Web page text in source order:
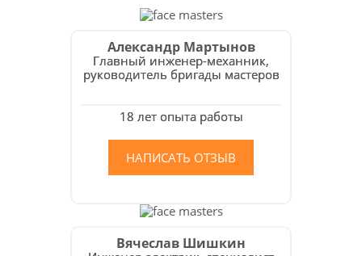
Александр Мартынов
Главный инженер-механник,
руководитель бригады мастеров
18 лет опыта работы
НАПИСАТЬ ОТЗЫВ
Вячеслав Шишкин